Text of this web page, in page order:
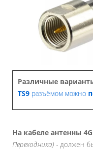
Различные
TS9 разъёмом можно
На кабеле антенны 4G
Переходника) - должен